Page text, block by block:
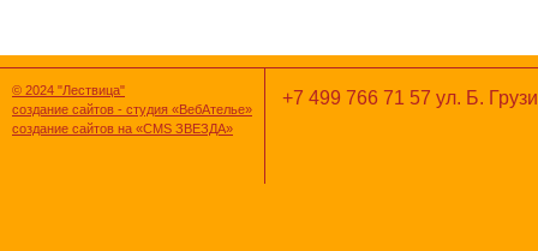
© 2024 "Лествица"
создание сайтов - студия «ВебАтелье»
создание сайтов на «CMS ЗВЕЗДА»
+7 499 766 71 57 ул. Б.